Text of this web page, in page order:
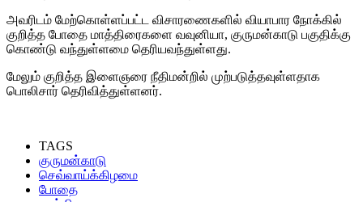
அவரிடம் மேற்கொள்ளப்பட்ட விசாரணைகளில் வியாபார நோக்கில்
குறித்த போதை மாத்திரைகளை வவுனியா, குருமன்காடு பகுதிக்கு
கொண்டு வந்துள்ளமை தெரியவந்துள்ளது.
மேலும் குறித்த இளைஞரை நீதிமன்றில் முற்படுத்தவுள்ளதாக
பொலிசார் தெரிவித்துள்ளனர்.
TAGS
குருமன்காடு
செவ்வாய்க்கிழமை
போதை